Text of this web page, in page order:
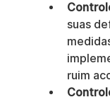
suas
ruim